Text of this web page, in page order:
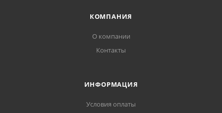
КОМПАНИЯ
О компании
Контакты
ИНФОРМАЦИЯ
Условия оплаты